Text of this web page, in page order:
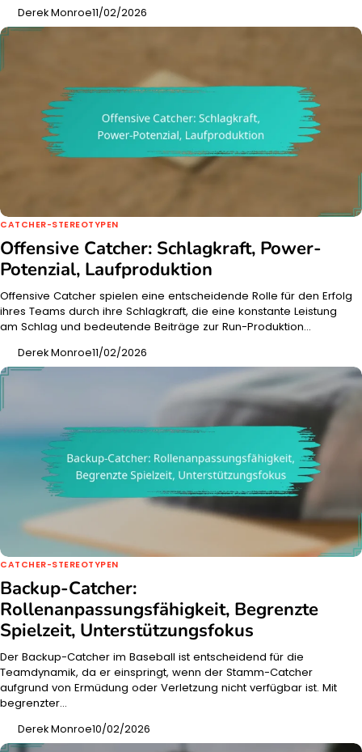
Derek Monroe11/02/2026
CATCHER-STEREOTYPEN
Offensive Catcher: Schlagkraft, Power-
Potenzial, Laufproduktion
Offensive Catcher spielen eine entscheidende Rolle für den Erfolg
ihres Teams durch ihre Schlagkraft, die eine konstante Leistung
am Schlag und bedeutende Beiträge zur Run-Produktion…
Derek Monroe11/02/2026
CATCHER-STEREOTYPEN
Backup-Catcher:
Rollenanpassungsfähigkeit, Begrenzte
Spielzeit, Unterstützungsfokus
Der Backup-Catcher im Baseball ist entscheidend für die
Teamdynamik, da er einspringt, wenn der Stamm-Catcher
aufgrund von Ermüdung oder Verletzung nicht verfügbar ist. Mit
begrenzter…
Derek Monroe10/02/2026